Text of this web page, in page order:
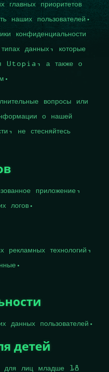
приоритетов
наших пользователей.
конфиденциальности
данных, которые
Utopia, а также о
вопросы или
о нашей
не стесняйтесь
приложение,
логов.
рекламных технологий,
данных пользователей.
детей
для лиц младше 18